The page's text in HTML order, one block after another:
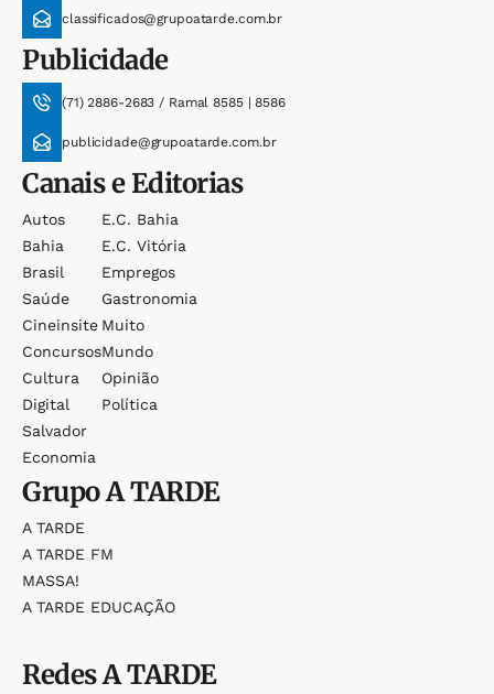
classificados@grupoatarde.com.br
Publicidade
(71) 2886-2683 / Ramal 8585 | 8586
publicidade@grupoatarde.com.br
Canais e Editorias
Autos
Bahia
Brasil
Saúde
Cineinsite
Concursos
Cultura
Digital
Salvador
Economia
E.c. Bahia
E.c. Vitória
Empregos
Gastronomia
Muito
Mundo
Opinião
Política
GrupoA TARDE
A TARDE
A TARDE FM
MASSA!
A TARDE EDUCAÇÃO
RedesA TARDE